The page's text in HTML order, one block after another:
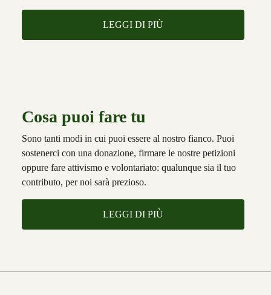
LEGGI DI PIÙ
Cosa puoi fare tu
Sono tanti modi in cui puoi essere al nostro fianco. Puoi
sostenerci con una donazione, firmare le nostre petizioni
oppure fare attivismo e volontariato: qualunque sia il tuo
contributo, per noi sarà prezioso.
LEGGI DI PIÙ